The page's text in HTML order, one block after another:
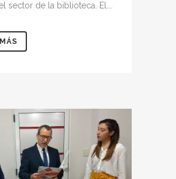
sector de la biblioteca. El...